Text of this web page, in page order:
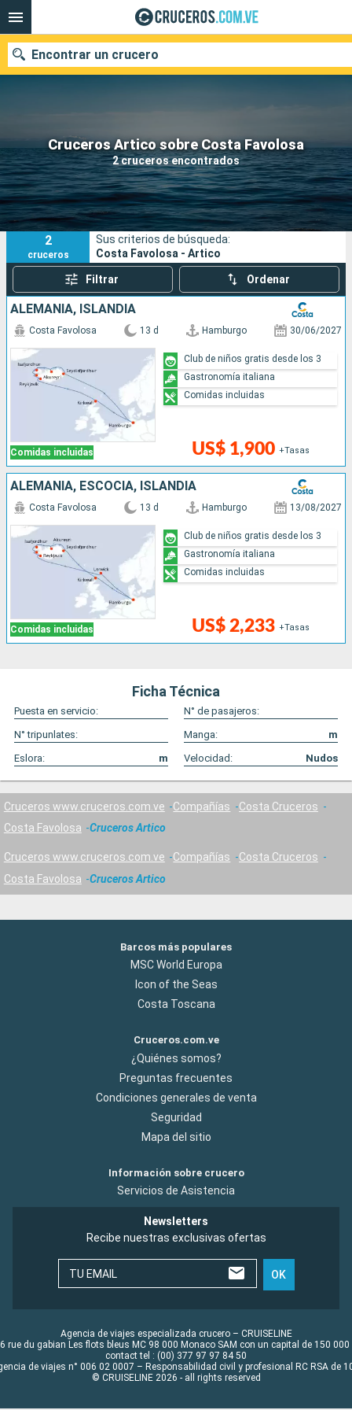
Cruceros Artico sobre Costa Favolosa
2 cruceros encontrados
Encontrar un crucero
Nuestros destinos
Fecha de salida
Puertos Compañías
Buscar
2
cruceros
Sus criterios de búsqueda:
Costa Favolosa - Artico
Filtrar Ordenar
ALEMANIA, ISLANDIA
Comidas incluidas
Costa Favolosa 13 d Hamburgo 30/06/2027
US$ 1,900 +Tasas
Club de niños gratis desde los 3
Gastronomía italiana
Comidas incluidas
ALEMANIA, ESCOCIA, ISLANDIA
Comidas incluidas
Costa Favolosa 13 d Hamburgo 13/08/2027
US$ 2,233 +Tasas
Club de niños gratis desde los 3
Gastronomía italiana
Comidas incluidas
Ficha Técnica
Puesta en servicio:
N° de pasajeros:
N° tripunlates:
Manga:
m
Eslora:
m Velocidad: Nudos
Cruceros www.cruceros.com.ve Compañías
Costa Cruceros
Costa Favolosa
Cruceros Artico
Cruceros www.cruceros.com.ve Compañías
Costa Cruceros
Costa Favolosa
Cruceros Artico
Barcos más populares
MSC World Europa
Icon of the Seas
Costa Toscana
Cruceros.com.ve
¿Quiénes somos?
Preguntas frecuentes
Condiciones generales de venta
Seguridad
Mapa del sitio
Información sobre crucero
Servicios de Asistencia
Newsletters
Recibe nuestras exclusivas ofertas
TU EMAIL OK
Agencia de viajes especializada crucero – CRUISELINE
rue du gabian Les flots bleus MC 98 000 Monaco SAM con un capital de 150 000
contact tel : (00) 377 97 97 84 50
de viajes n° 006 02 0007 – Responsabilidad civil y profesional RC RSA de
© CRUISELINE 2026 - all rights reserved